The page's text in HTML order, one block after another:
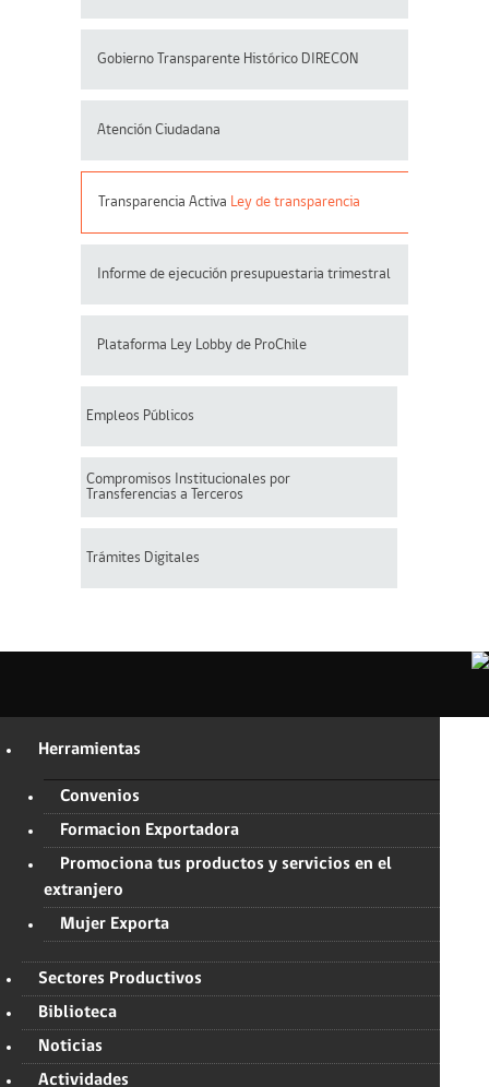
Gobierno Transparente Histórico DIRECON
Atención Ciudadana
Transparencia Activa Ley de transparencia
Informe de ejecución presupuestaria trimestral
Plataforma Ley Lobby de ProChile
Empleos Públicos
Compromisos Institucionales por
Transferencias a Terceros
Trámites Digitales
Herramientas
Convenios
Formacion Exportadora
Promociona tus productos y servicios en el
extranjero
Mujer Exporta
Sectores Productivos
Biblioteca
Noticias
Actividades